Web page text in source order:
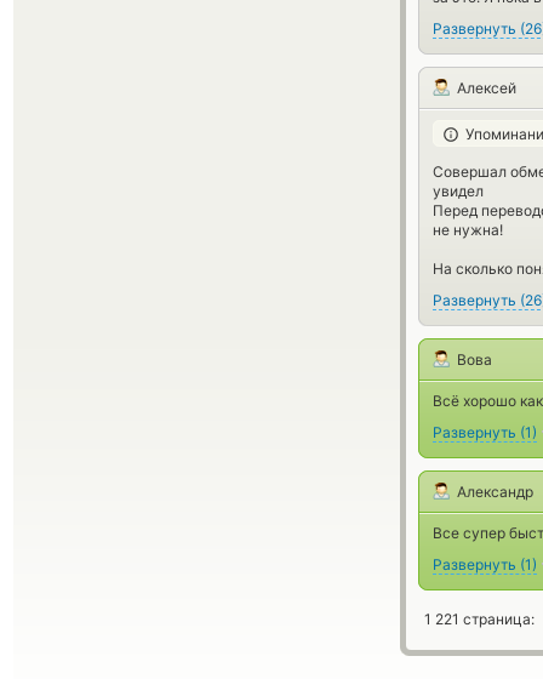
Развернуть (26
Алексей
Совершал
увидел
Перед
не нужна!
На сколько
Развернуть (26
Вова
Всё хорошо
Развернуть (1)
Александр
Все супер
Развернуть (1)
1 221 страница: